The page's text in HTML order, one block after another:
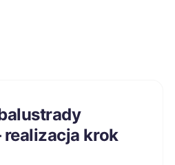
realizacja krok